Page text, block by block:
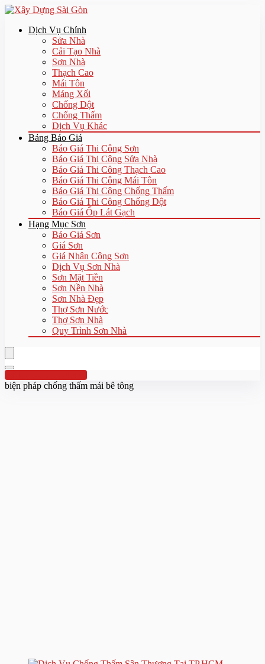
Dịch Vụ Chính
Sửa Nhà
Cải Tạo Nhà
Sơn Nhà
Thạch Cao
Mái Tôn
Máng Xối
Chống Dột
Chống Thấm
Dịch Vụ Khác
Bảng Báo Giá
Báo Giá Thi Công Sơn
Báo Giá Thi Công Sửa Nhà
Báo Giá Thi Công Thạch Cao
Báo Giá Thi Công Mái Tôn
Báo Giá Thi Công Chống Thấm
Báo Giá Thi Công Chống Dột
Báo Giá Ốp Lát Gạch
Hạng Mục Sơn
Báo Giá Sơn
Giá Sơn
Giá Nhân Công Sơn
Dịch Vụ Sơn Nhà
Sơn Mặt Tiền
Sơn Nền Nhà
Sơn Nhà Đẹp
Thợ Sơn Nước
Thợ Sơn Nhà
Quy Trình Sơn Nhà
Hotline:0961 894 472
biện pháp chống thấm mái bê tông